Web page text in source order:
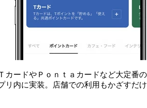
ードやＰｏｎｔａカードなど大定番の
リ内に実装。店舗での利用もかざすだけ